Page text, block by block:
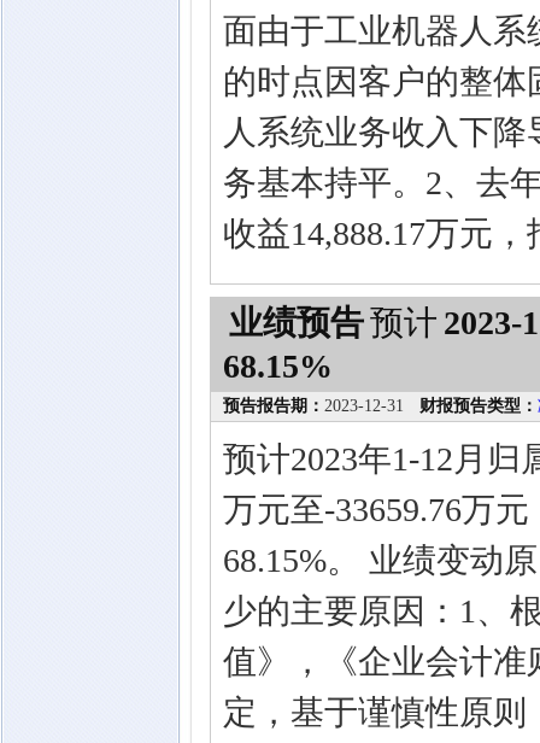
面由于工业机器人
的时点因客户的整
人系统业务收入下
务基本持平。2、去
收益14,888.17万元
业绩预告预计 2023-
68.15%
预告报告期： 2023-12-31 财报预告类型：
预计2023年1-12月归
万元至-33659.76万
68.15%。 业绩变动
少的主要原因：1、
值》，《企业会计
定，基于谨慎性原